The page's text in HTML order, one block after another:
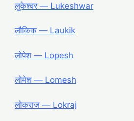
लुकेश्वर ― Lukeshwar
लौकिक ― Laukik
लोपेश ― Lopesh
लोमेश ― Lomesh
लोकराज ― Lokraj